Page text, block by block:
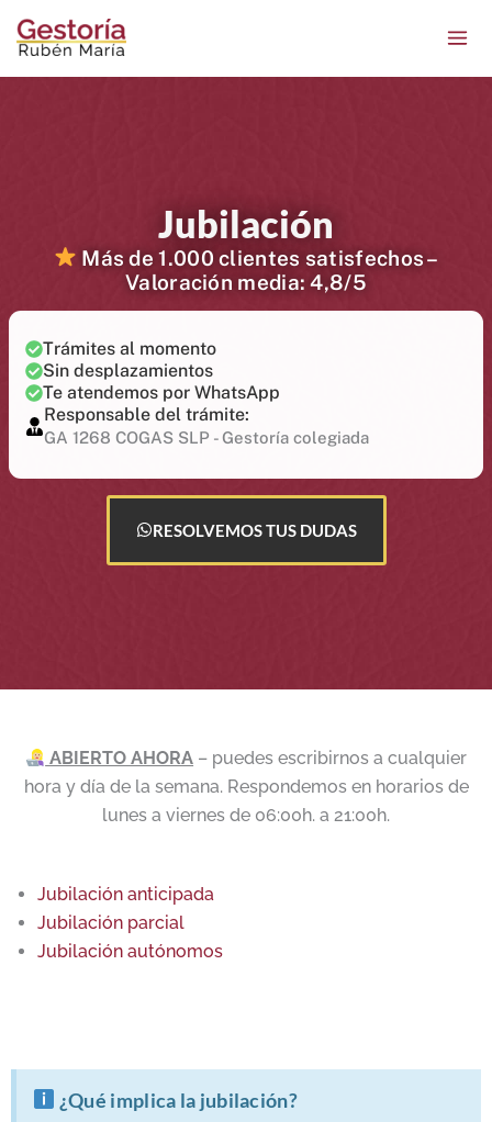
contenido
Jubilación
Más de 1.000 clientes satisfechos –
Valoración media: 4,8/5
Trámites al momento
Sin desplazamientos
Te atendemos por WhatsApp
Responsable del trámite:
GA 1268 COGAS SLP - Gestoría colegiada
RESOLVEMOS TUS DUDAS
ABIERTO AHORA – puedes escribirnos a cualquier
hora y día de la semana. Respondemos en horarios de
lunes a viernes de 06:00h. a 21:00h.
Jubilación anticipada
Jubilación parcial
Jubilación autónomos
¿Qué implica la jubilación?